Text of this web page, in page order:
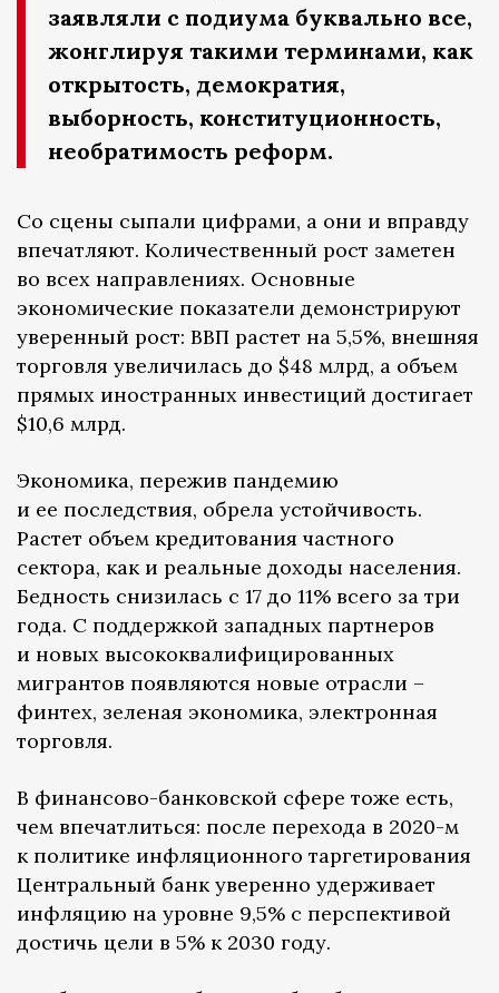
заявляли с подиума буквально все,
жонглируя такими терминами, как
открытость, демократия,
выборность, конституционность,
необратимость реформ.
Со сцены сыпали цифрами, а они и вправду
впечатляют. Количественный рост заметен
во всех направлениях. Основные
экономические показатели демонстрируют
уверенный рост: ВВП растет на 5,5%, внешняя
торговля увеличилась до $48 млрд, а объем
прямых иностранных инвестиций достигает
$10,6 млрд.
Экономика, пережив пандемию
и ее последствия, обрела устойчивость.
Растет объем кредитования частного
сектора, как и реальные доходы населения.
Бедность снизилась с 17 до 11% всего за три
года. С поддержкой западных партнеров
и новых высококвалифицированных
мигрантов появляются новые отрасли –
финтех, зеленая экономика, электронная
торговля.
В финансово-банковской сфере тоже есть,
чем впечатлиться: после перехода в 2020-м
к политике инфляционного таргетирования
Центральный банк уверенно удерживает
инфляцию на уровне 9,5% с перспективой
достичь цели в 5% к 2030 году.